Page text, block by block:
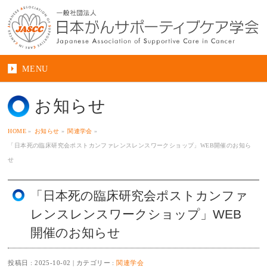
MENU
お知らせ
HOME » お知らせ » 関連学会 »
「日本死の臨床研究会ポストカンファレンスレンスワークショップ」WEB開催のお知ら
せ
「日本死の臨床研究会ポストカンファ
レンスレンスワークショップ」WEB
開催のお知らせ
投稿日 : 2025-10-02 カテゴリー :関連学会